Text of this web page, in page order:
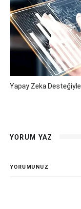
Yapay Zeka
YORUM YAZ
YORUMUNUZ